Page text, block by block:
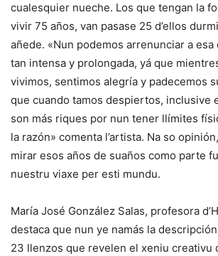
cualesquier nueche. Los que tengan la
vivir 75 años, van pasase 25 d’ellos
añede. «Nun podemos arrenunciar a
tan intensa y prolongada, yá que
vivimos, sentimos alegría y padecemos
que cuando tamos despiertos, inclusive
son más riques por nun tener llímites
la razón» comenta l’artista. Na so
mirar esos años de suaños como parte
nuestru viaxe per esti mundu.
María José González Salas, profesora
destaca que nun ye namás la descripción
23 llenzos que revelen el xeniu creativu